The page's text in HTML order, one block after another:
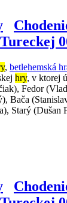
, betlehemská
hry, v ktorej
Fedor
Bača
Starý (Dušan